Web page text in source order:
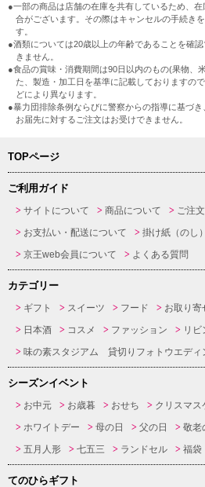
●一部の商品は店舗の在庫を共有しているため、
合がございます。その際はキャンセルの手続き
す。
●酒類については20歳以上の年齢であることを確
きません。
●食品の賞味・消費期間は90日以内のもの(果物、
た、製造・加工日を基準に記載しておりますの
どにより異なります。
●暴力団排除条例ならびに警察からの指導に基づ
お届先に対するご注文はお受けできません。
TOPページ
ご利用ガイド
サイトについて 商品について
ご注
お支払い・配送について
掛け紙（のし
京王web会員について
よくある質問
カテゴリー
ギフト スイーツ フード お取り寄
日本酒
コスメ ファッション リビ
味の素スタジアム 貸切りフォトウエディ
シーズンイベント
お中元 お歳暮 おせち クリスマス
ホワイトデー
母の日 父の日 敬老
五月人形
七五三 ランドセル 福袋
てのひらギフト